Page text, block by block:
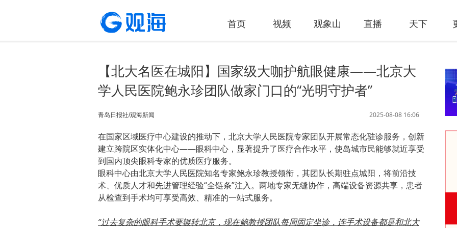
首页 视频 观象山 直播 天下
【北大名医在城阳】国家级大咖护航眼健康——北京大
学人民医院鲍永珍团队做家门口的“光明守护者”
2025-08-08 16:06
青岛日报社/观海新闻
在国家区域医疗中心建设的推动下，北京大学人民医院专家团队开展常态化驻诊服务，创新
建立跨院区实体化中心——眼科中心，显著提升了医疗合作水平，使岛城市民能够就近享受
到国内顶尖眼科专家的优质医疗服务。
眼科中心由北京大学人民医院知名专家鲍永珍教授领衔，其团队长期驻点城阳，将前沿技
术、优质人才和先进管理经验“全链条”注入。两地专家无缝协作，高端设备资源共享，患者
从检查到手术均可享受高效、精准的一站式服务。
“过去复杂的眼科手术要辗转北京，现在鲍教授团队每周固定坐诊，连手术设备都是和北大